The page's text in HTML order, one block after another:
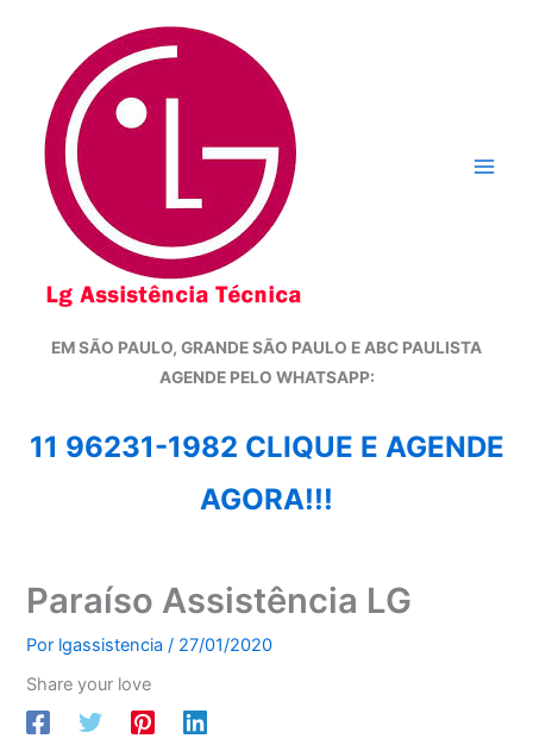
conteúdo
EM SÃO PAULO, GRANDE SÃO PAULO E ABC PAULISTA
AGENDE PELO WHATSAPP:
11 96231-1982 CLIQUE E AGENDE
AGORA!!!
Paraíso Assistência LG
Por lgassistencia/ 27/01/2020
Share your love